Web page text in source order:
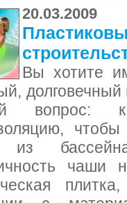
20.03.2009
Вы хотите
вопрос:
из
чаши